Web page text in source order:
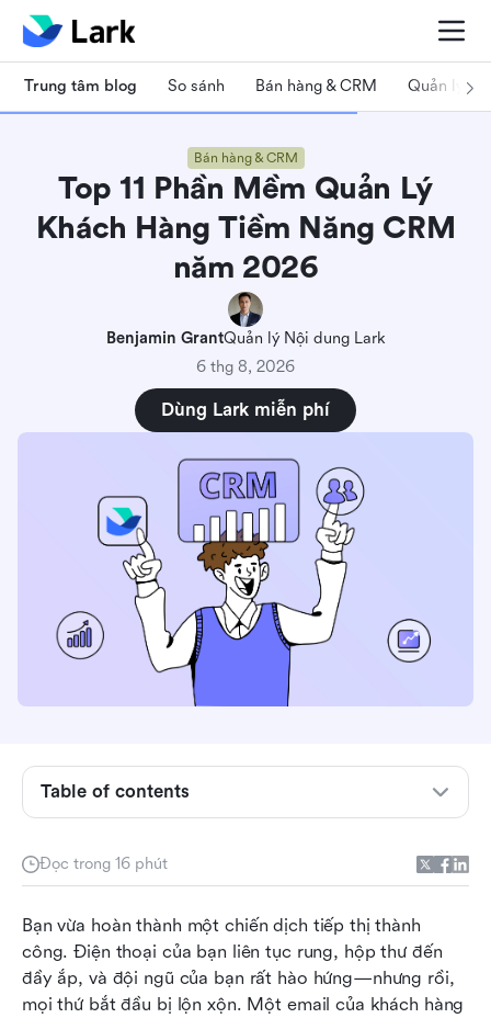
Trung tâm blog So sánh Bán hàng & CRM Quản lý dự
Bán hàng & CRM
Top 11 Phần Mềm Quản Lý
Khách Hàng Tiềm Năng CRM
năm 2026
Benjamin GrantQuản lý Nội dung Lark
6 thg 8, 2026
Dùng Lark miễn phí
Đọc trong 16 phút
Bạn vừa hoàn thành một chiến dịch tiếp thị thành
công. Điện thoại của bạn liên tục rung, hộp thư đến
đầy ắp, và đội ngũ của bạn rất hào hứng—nhưng rồi,
mọi thứ bắt đầu bị lộn xộn. Một email của khách hàng
Table of contents
Tiêu chí xếp hạng
tốt nhất nhìn tổng quan
Top 11 phần mềm CRM tốt nhất cho quản lý
khách hàng tiềm năng